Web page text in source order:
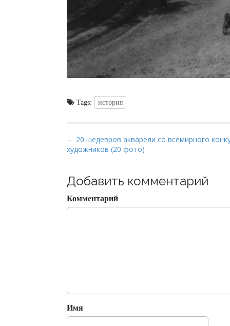
Tags: история
P
o
t
n
a
n
← 20 шедевров акварели со всемирного
художников (20 фото)
Добавить комментарий
Комментарий
Имя